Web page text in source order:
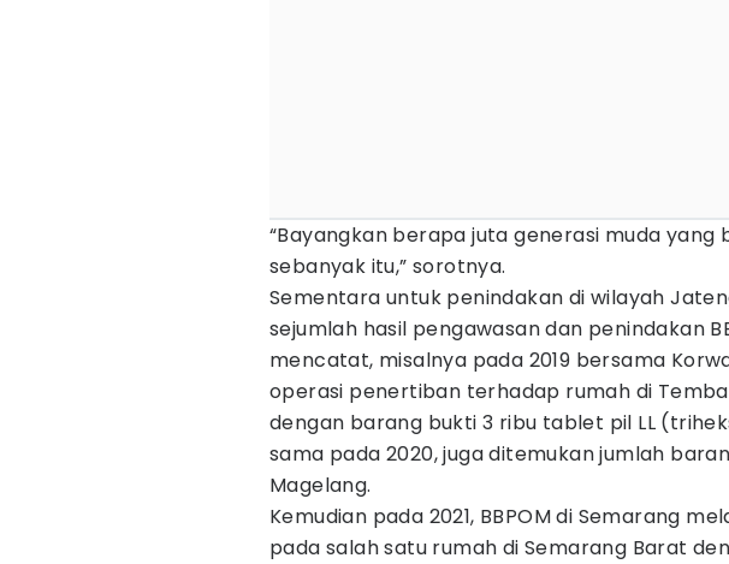
“Bayangkan berapa juta generasi muda yang
sebanyak itu,” sorotnya.
Sementara untuk penindakan di wilayah
sejumlah hasil pengawasan dan penindakan
mencatat, misalnya pada 2019 bersama
operasi penertiban terhadap rumah di
dengan barang bukti 3 ribu tablet pil LL
sama pada 2020, juga ditemukan jumlah
Magelang.
Kemudian pada 2021, BBPOM di Semarang
pada salah satu rumah di Semarang Barat